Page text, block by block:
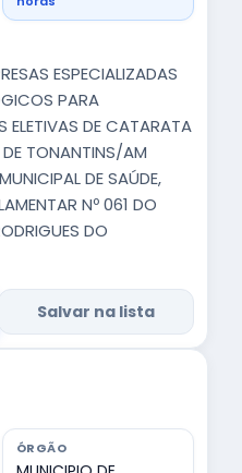
ESPECIALIZADAS
PARA
ELETIVAS DE CATARATA
TONANTINS/AM
DE SAÚDE,
Nº 061 DO
DO
Salvar na lista
ÓRGÃO